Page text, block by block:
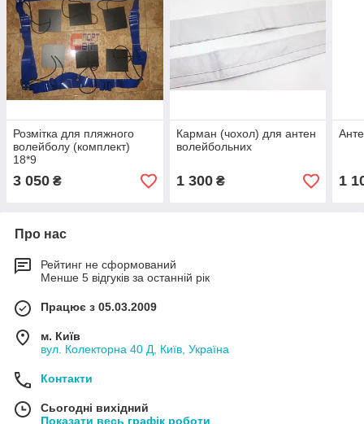
Розмітка для пляжного
волейболу (комплект)
18*9
3 050 ₴
Карман (чохол) для антен
волейбольних
1 300₴ 1
Про нас
Рейтинг не сформований
Менше 5 відгуків за останній рік
Працює з 05.03.2009
м. Київ
вул. Колекторна 40 Д, Київ, Україна
Контакти
Сьогодні вихідний
Показати весь графік роботи